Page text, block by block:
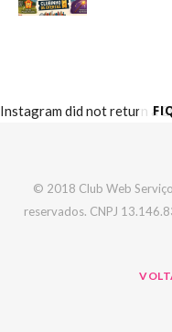
Instagram did not return a
© 2018 Club Web
reservados. CNPJ